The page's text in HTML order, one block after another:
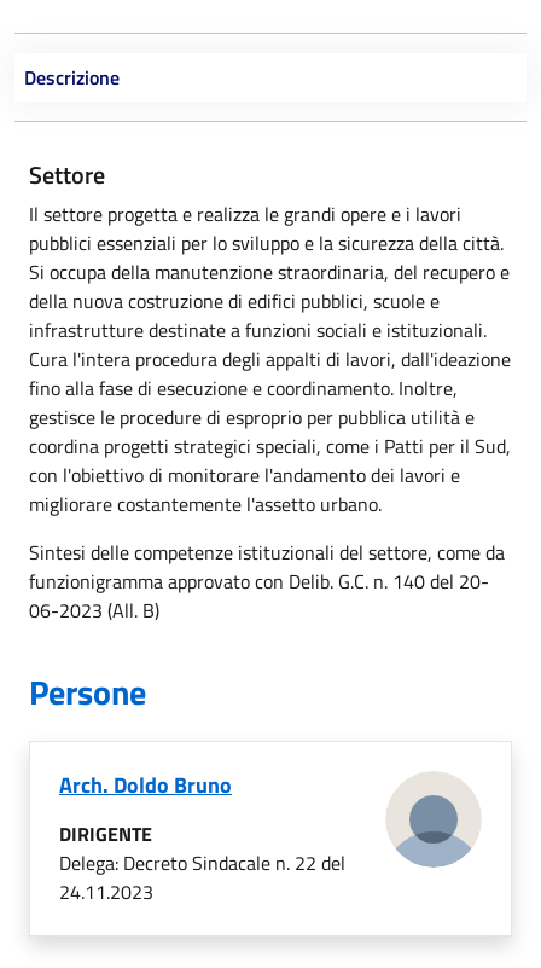
Descrizione
Settore
Il settore progetta e realizza le grandi opere e i lavori
pubblici essenziali per lo sviluppo e la sicurezza della città.
Si occupa della manutenzione straordinaria, del recupero e
della nuova costruzione di edifici pubblici, scuole e
infrastrutture destinate a funzioni sociali e istituzionali.
Cura l'intera procedura degli appalti di lavori, dall'ideazione
fino alla fase di esecuzione e coordinamento. Inoltre,
gestisce le procedure di esproprio per pubblica utilità e
coordina progetti strategici speciali, come i Patti per il Sud,
con l'obiettivo di monitorare l'andamento dei lavori e
migliorare costantemente l'assetto urbano.
Sintesi delle competenze istituzionali del settore, come da
funzionigramma approvato con Delib. G.C. n. 140 del 20-
06-2023 (All. B)
Persone
Arch. Doldo Bruno
DIRIGENTE
Delega: Decreto Sindacale n. 22 del
24.11.2023